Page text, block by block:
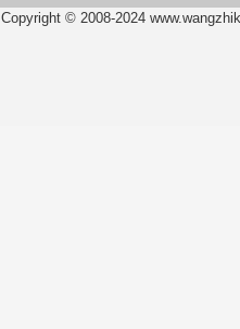
Copyright © 2008-2024